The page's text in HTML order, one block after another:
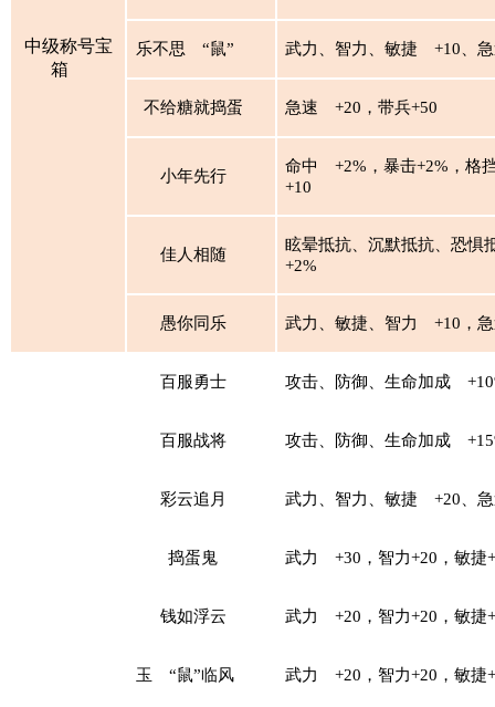
中级称号宝
箱
乐不思 “鼠” 武力、智力、敏捷 +10、
不给糖就捣蛋 急速 +20，带兵+50
小年先行
命中
+2%，暴击+2%，格
+10
佳人相随
眩晕抵抗、沉默抵抗、恐惧
+2%
愚你同乐 武力、敏捷、智力 +10，
百服勇士 攻击、防御、生命加成
百服战将 攻击、防御、生命加成
彩云追月 武力、智力、敏捷 +20、
捣蛋鬼 武力 +30，智力+20，敏捷
钱如浮云 武力 +20，智力+20，敏捷
玉 “鼠”临风 武力 +20，智力+20，敏捷